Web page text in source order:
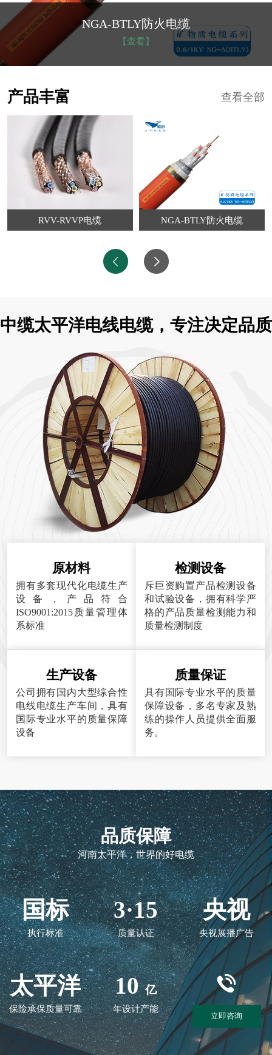
NGA-BTLY防火电缆
【查看】
查看全部
产品丰富
RVV-RVVP电缆 NGA-BTLY防火电缆
中缆太平洋电线电缆，专注决定品质
原材料
拥有多套现代化电缆生产
设备，产品符合
ISO9001:2015质量管理体
系标准
检测设备
斥巨资购置产品检测设备
和试验设备，拥有科学严
格的产品质量检测能力和
质量检测制度
生产设备
公司拥有国内大型综合性
电线电缆生产车间，具有
国际专业水平的质量保障
设备
质量保证
具有国际专业水平的质量
保障设备，多名专家及熟
练的操作人员提供全面服
务。
品质保障
河南太平洋，世界的好电缆
国标
执行标准
3·15
质量认证
央视
央视展播广告
太平洋
保险承保质量可靠
10 亿
年设计产能
立即咨询